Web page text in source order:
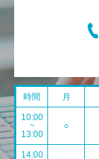
時間 月
10:00
~
13:00
○
14:00